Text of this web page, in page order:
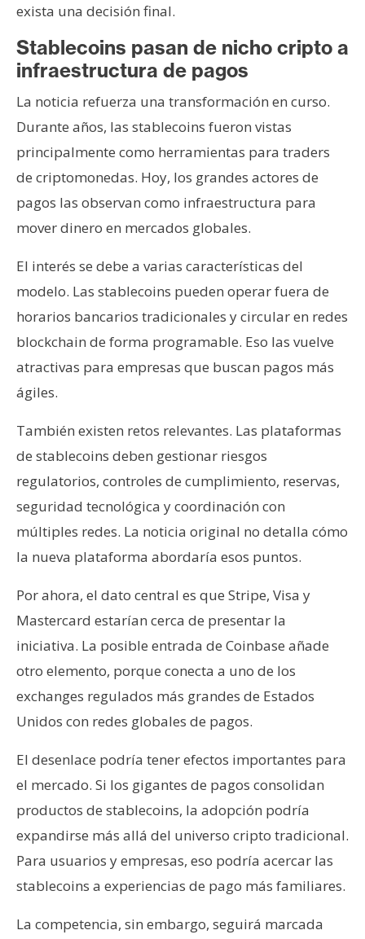
exista una decisión final.
Stablecoins pasan de nicho cripto a
infraestructura de pagos
La noticia refuerza una transformación en curso.
Durante años, las stablecoins fueron vistas
principalmente como herramientas para traders
de criptomonedas. Hoy, los grandes actores de
pagos las observan como infraestructura para
mover dinero en mercados globales.
El interés se debe a varias características del
modelo. Las stablecoins pueden operar fuera de
horarios bancarios tradicionales y circular en redes
blockchain de forma programable. Eso las vuelve
atractivas para empresas que buscan pagos más
ágiles.
También existen retos relevantes. Las plataformas
de stablecoins deben gestionar riesgos
regulatorios, controles de cumplimiento, reservas,
seguridad tecnológica y coordinación con
múltiples redes. La noticia original no detalla cómo
la nueva plataforma abordaría esos puntos.
Por ahora, el dato central es que Stripe, Visa y
Mastercard estarían cerca de presentar la
iniciativa. La posible entrada de Coinbase añade
otro elemento, porque conecta a uno de los
exchanges regulados más grandes de Estados
Unidos con redes globales de pagos.
El desenlace podría tener efectos importantes para
el mercado. Si los gigantes de pagos consolidan
productos de stablecoins, la adopción podría
expandirse más allá del universo cripto tradicional.
Para usuarios y empresas, eso podría acercar las
stablecoins a experiencias de pago más familiares.
La competencia, sin embargo, seguirá marcada